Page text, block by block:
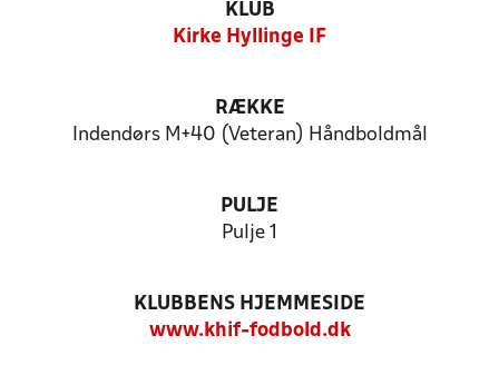
KLUB
Kirke Hyllinge IF
RÆKKE
Indendørs M+40 (Veteran) Håndboldmål
PULJE
Pulje 1
KLUBBENS HJEMMESIDE
www.khif-fodbold.dk